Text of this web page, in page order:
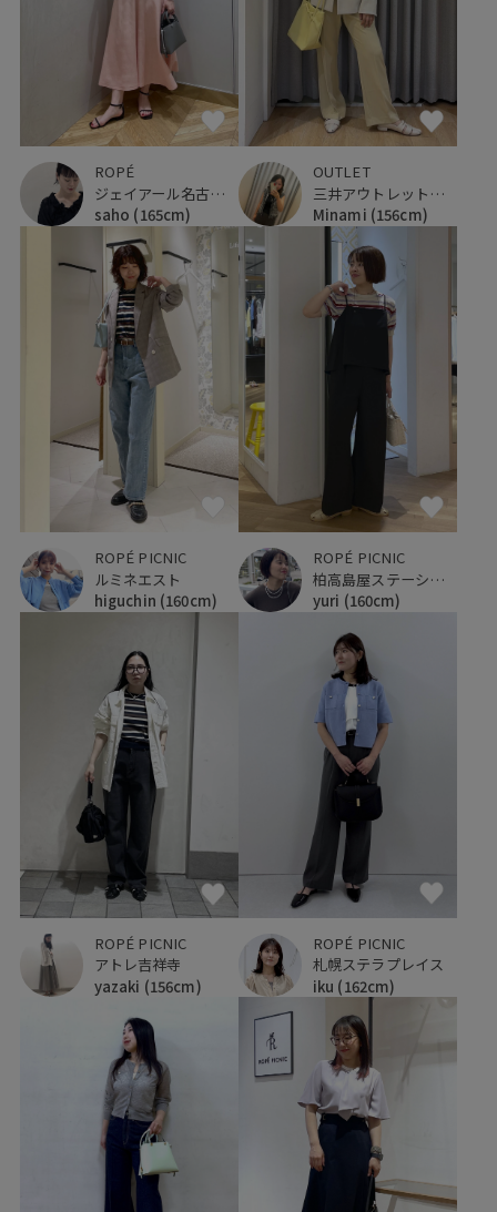
ROPÉ
ジェイアール名古屋タカシマヤ
saho (165cm)
OUTLET
三井アウトレットパーク ジャズドリーム長島
Minami (156cm)
ROPÉ PICNIC
ルミネエスト
higuchin (160cm)
ROPÉ PICNIC
柏高島屋ステーションモール
yuri (160cm)
ROPÉ PICNIC
アトレ吉祥寺
yazaki (156cm)
ROPÉ PICNIC
札幌ステラプレイス
iku (162cm)